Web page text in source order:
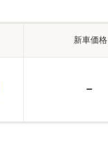
新車価格
－